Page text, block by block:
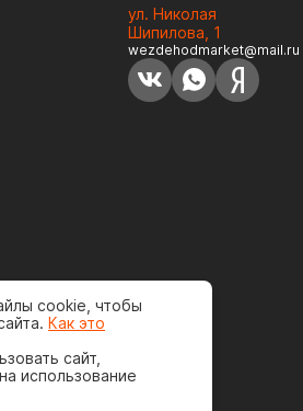
ул. Николая
Шипилова, 1
wezdehodmarket@mail.ru
cookie, чтобы
Как это
сайт,
использование